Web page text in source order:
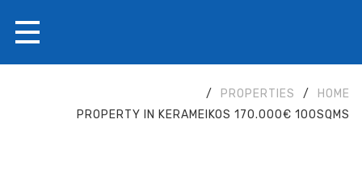
HOME
/
PROPERTIES
/
PROPERTY IN KERAMEIKOS 170.000€ 100SQMS